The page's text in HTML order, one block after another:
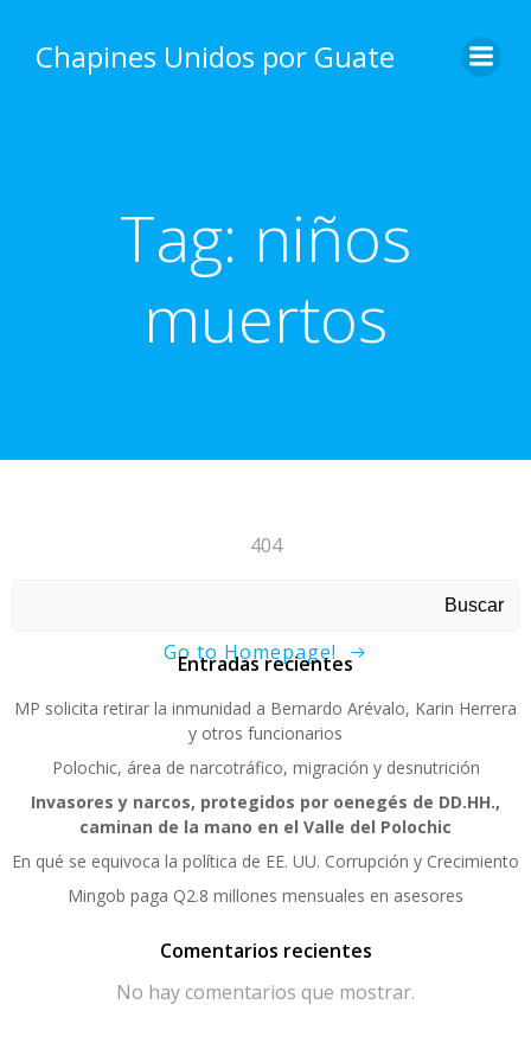
content
Chapines Unidos por Guate
Tag: niños
muertos
404
Go to Homepage!
Buscar
Entradas recientes
MP solicita retirar la inmunidad a Bernardo Arévalo, Karin Herrera
y otros funcionarios
Polochic, área de narcotráfico, migración y desnutrición
Invasores y narcos, protegidos por oenegés de DD.HH.,
caminan de la mano en el Valle del Polochic
En qué se equivoca la política de EE. UU. Corrupción y Crecimiento
Mingob paga Q2.8 millones mensuales en asesores
Comentarios recientes
No hay comentarios que mostrar.